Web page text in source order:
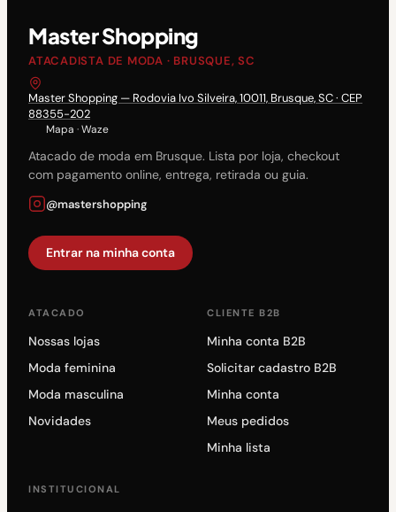
Master Shopping
ATACADISTA DE MODA · BRUSQUE, SC
Master Shopping — Rodovia Ivo Silveira, 10011, Brusque, SC · CEP
88355-202
Mapa ·Waze
Atacado de moda em Brusque. Lista por loja, checkout
com pagamento online, entrega, retirada ou guia.
@mastershopping
Entrar na minha conta
ATACADO
Nossas lojas
Moda feminina
Moda masculina
Novidades
CLIENTE B2B
Minha conta B2B
Solicitar cadastro B2B
Minha conta
Meus pedidos
Minha lista
INSTITUCIONAL